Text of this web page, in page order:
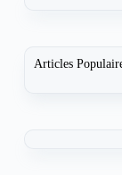
Articles